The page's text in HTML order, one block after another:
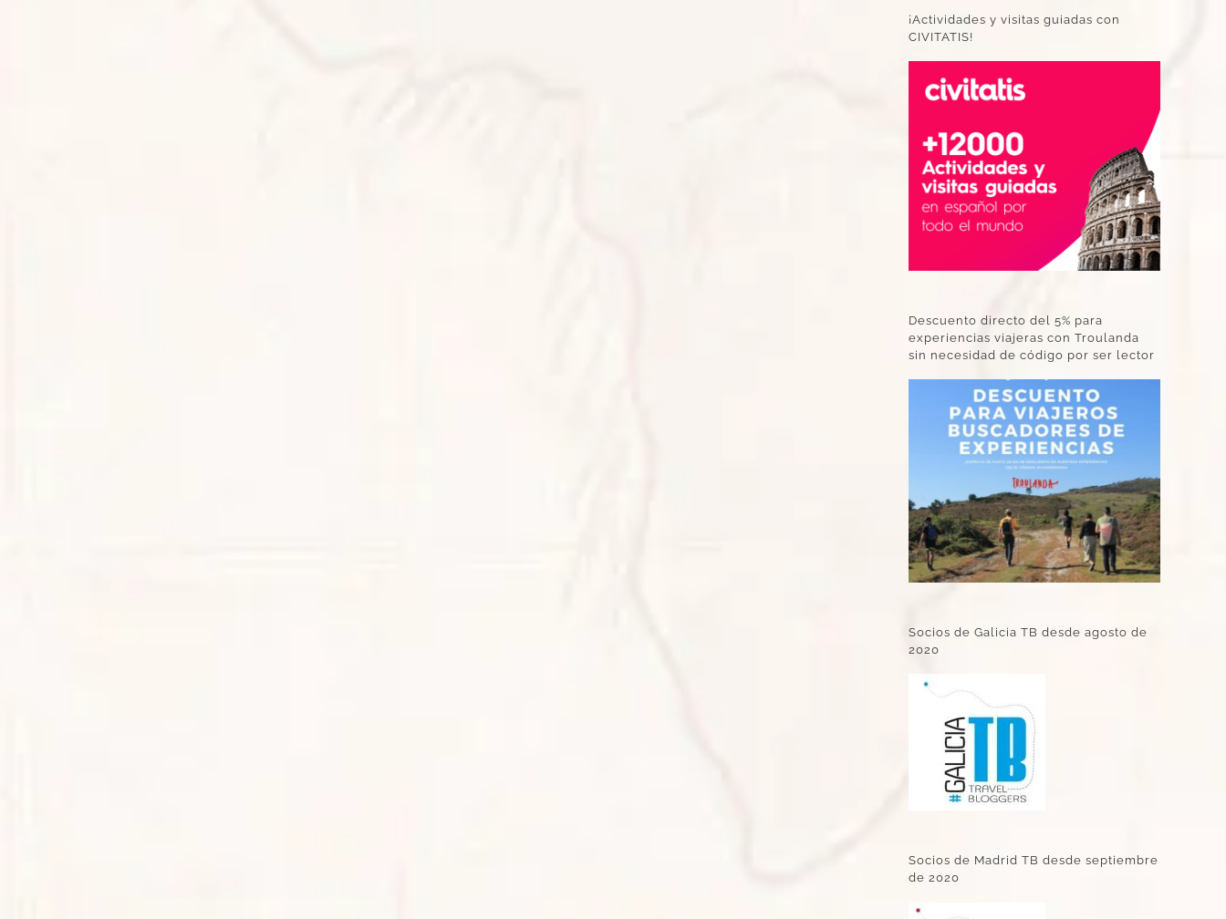
¡Actividades y visitas guiadas con
CIVITATIS!
Descuento directo del 5% para
experiencias viajeras con Troulanda
sin necesidad de código por ser lector
Socios de Galicia TB desde agosto de
2020
Socios de Madrid TB desde septiembre
de 2020